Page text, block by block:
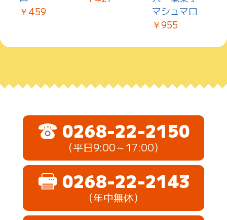
￥459
マシュマロ
￥955
0268-22-2150
（平日9:00～17:00）
0268-22-2143
（年中無休）